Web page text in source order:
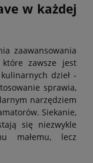
w każdej
zaawansowania
zawsze jest
dzieł -
sprawia,
narzędziem
Siekanie,
się niezwykle
małemu, lecz